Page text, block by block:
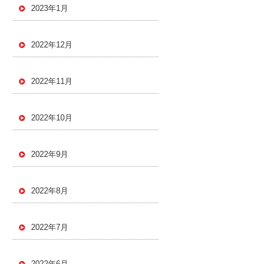
2023年1月
2022年12月
2022年11月
2022年10月
2022年9月
2022年8月
2022年7月